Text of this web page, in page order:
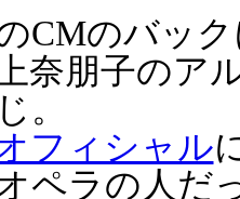
CMのバッ
奈朋子のア
。
フィシャル
ペラの人だ